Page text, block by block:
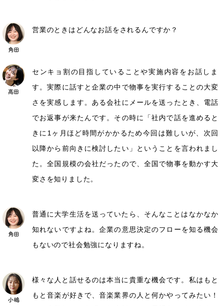
営業のときはどんなお話をされるんですか？
センキョ割の目指していることや実施内容をお話しま
す。実際に話すと企業の中で物事を実行することの大変
さを実感します。ある会社にメールを送ったとき、電話
でお返事が来たんです。その時に「社内で話を進めると
きに1ヶ月ほど時間がかかるため今回は難しいが、次回
以降から前向きに検討したい」ということを言われまし
た。全国規模の会社だったので、全国で物事を動かす大
変さを知りました。
普通に大学生活を送っていたら、そんなことはなかなか
知れないですよね。企業の意思決定のフローを知る機会
もないので社会勉強になりますね。
様々な人と話せるのは本当に貴重な機会です。私はもと
もと音楽が好きで、音楽業界の人と何かやってみたい！